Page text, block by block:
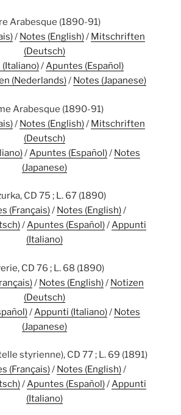
Arabesque (1890-91)
/ Notes (English)/ Mitschriften
(Deutsch)
/Apuntes (Español)
(Nederlands)/ Notes (Japanese)
Arabesque (1890-91)
/ Notes (English)/ Mitschriften
(Deutsch)
/ Apuntes (Español)/ Notes
(Japanese)
CD 75 ; L. 67 (1890)
(Français)/ Notes (English)/
/Apuntes (Español)/Appunti
(Italiano)
CD 76 ; L. 68 (1890)
/ Notes (English)/ Notizen
(Deutsch)
/ Appunti (Italiano)/ Notes
(Japanese)
styrienne), CD 77 ; L. 69 (1891)
(Français)/ Notes (English)/
/Apuntes (Español)/Appunti
(Italiano)